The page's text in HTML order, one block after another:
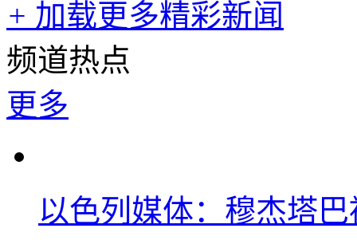
+ 加载更多精彩新闻
频道热点
更多
以色列媒体：穆杰塔